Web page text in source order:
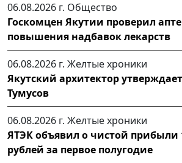
06.08.2026 г. Общество
Госкомцен Якутии проверил
повышения надбавок лекарств
06.08.2026 г. Желтые хроники
Якутский архитектор
Тумусов
06.08.2026 г. Желтые хроники
ЯТЭК объявил о чистой прибыли
рублей за первое полугодие